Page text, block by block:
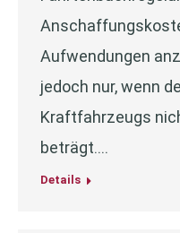
Aufwendungen
jedoch nur, wenn
Kraftfahrzeugs
beträgt.…
Details